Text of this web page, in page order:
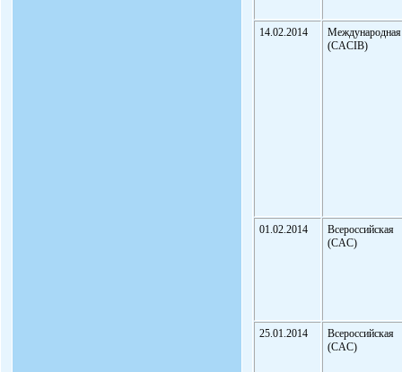
14.02.2014
Международная
(CACIB)
01.02.2014
Всероссийская
(CAC)
25.01.2014
Всероссийская
(CAC)